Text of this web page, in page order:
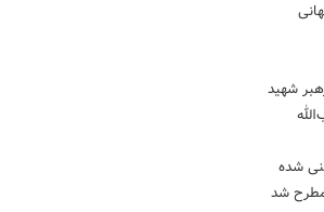
شهید
شده
مطرح شد